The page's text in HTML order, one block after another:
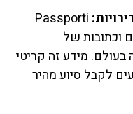
Passporti
וכתובות של
בעולם. מידע זה קריטי
לקבל סיוע מהיר